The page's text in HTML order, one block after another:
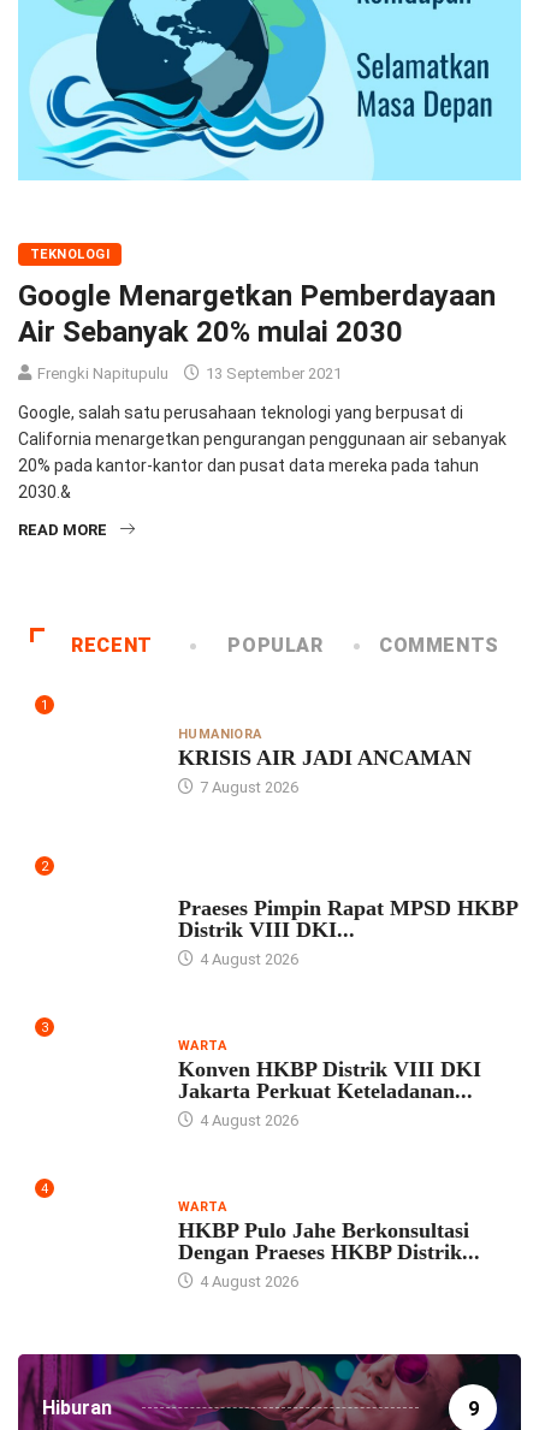
TEKNOLOGI
Google Menargetkan Pemberdayaan
Air Sebanyak 20% mulai 2030
Frengki Napitupulu 13 September 2021
Google, salah satu perusahaan teknologi yang berpusat di
California menargetkan pengurangan penggunaan air sebanyak
20% pada kantor-kantor dan pusat data mereka pada tahun
2030.&
READ MORE
RECENT POPULAR COMMENTS
1
HUMANIORA
KRISIS AIR JADI ANCAMAN
7 August 2026
2
Praeses Pimpin Rapat MPSD HKBP
Distrik VIII DKI...
4 August 2026
3
WARTA
Konven HKBP Distrik VIII DKI
Jakarta Perkuat Keteladanan...
4 August 2026
4
WARTA
HKBP Pulo Jahe Berkonsultasi
Dengan Praeses HKBP Distrik...
4 August 2026
Hiburan 9